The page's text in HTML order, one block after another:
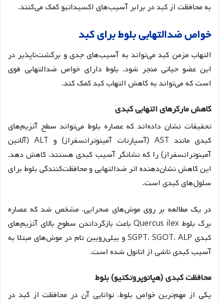
به محافظت از کبد در برابر آسیب‌های اکسیداتیو کمک می‌کنند.
خواصضدالتهابیبلوطبرایکبد
التهاب مزمن کبد می‌تواند به آسیب‌های جدی و برگشت‌ناپذیر در
این عضو حیاتی منجر شود. بلوط دارای خواص ضدالتهابی قوی
است که می‌تواند به کاهش التهاب کبد کمک کند.
کاهشمارکرهایالتهابیکبدی
تحقیقات نشان داده‌اند که عصاره بلوط می‌تواند سطح آنزیم‌های
کبدی مانند AST (آسپارتات آمینوترانسفراز) و ALT (آلانین
آمینوترانسفراز) را که نشانگر آسیب کبدی هستند، کاهش دهد.
این کاهش نشان‌دهنده اثر ضدالتهابی و محافظت‌کنندگی بلوط برای
سلول‌های کبدی است.
در یک مطالعه بر روی موش‌های صحرایی، مشخص شد که عصاره
برگ بلوط Quercus ilex باعث بازگرداندن سطوح بالای آنزیم‌های
کبدی SGPT، SGOT، ALP و بیلی‌روبین تام در موش‌های مبتلا به
آسیب کبدی ناشی از اتانول شده است.
محافظتکبدی(هپاتوپروتکتیو)بلوط
یکی از مهم‌ترین خواص بلوط، توانایی آن در محافظت از کبد در